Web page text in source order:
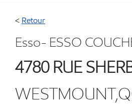
< Retour
Esso- ESSO
4780 RUE